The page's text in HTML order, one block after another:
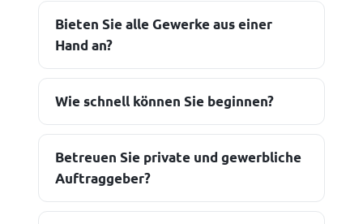
Bieten Sie alle Gewerke aus einer
Hand an?
Wie schnell können Sie beginnen?
Betreuen Sie private und gewerbliche
Auftraggeber?